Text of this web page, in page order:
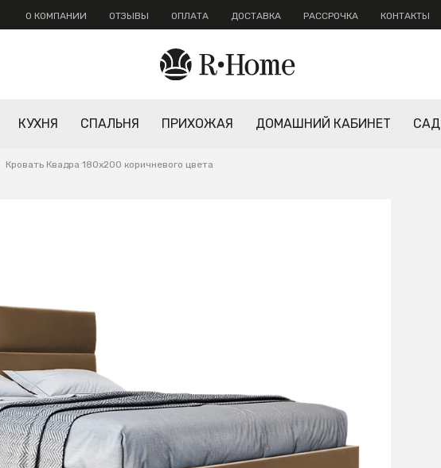
О КОМПАНИИ ОТЗЫВЫ ОПЛАТА ДОСТАВКА РАССРОЧКА КОНТАКТЫ
КУХНЯ СПАЛЬНЯ ПРИХОЖАЯ ДОМАШНИЙ КАБИНЕТ САД
Кровать Квадра 180х200 коричневого цвета